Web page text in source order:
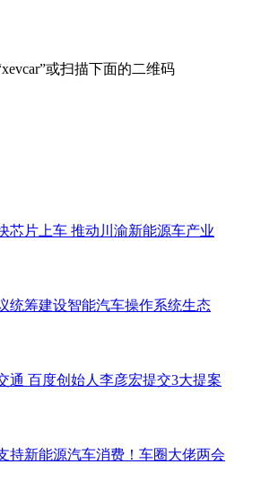
或扫描下面的二维码
芯片上车 推动川渝新能源车产业
统筹建设智能汽车操作系统生态
通 百度创始人李彦宏提交3大提案
持新能源汽车消费！车圈大佬两会